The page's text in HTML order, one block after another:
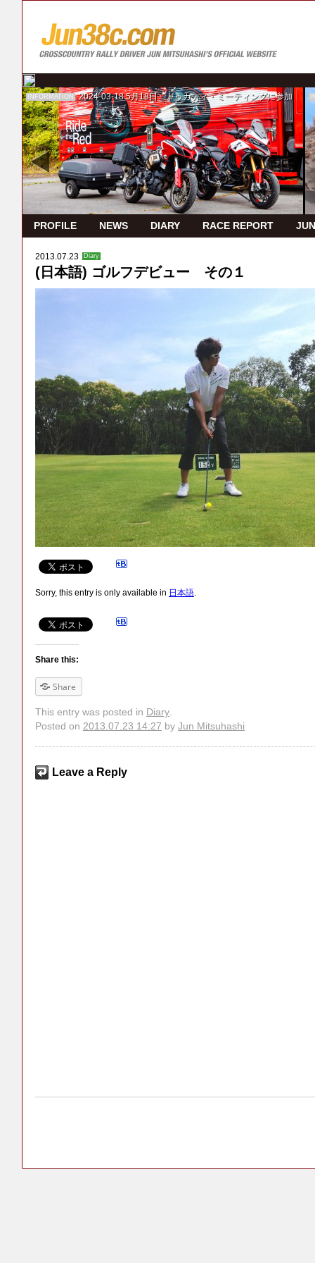
INFORMATION 2024-03-18 5月18日 ドゥカティ・ミーティングに参加
PROFILE NEWS DIARY RACE REPORT
2013.07.23 Diary
(日本語) ゴルフデビュー その１
Sorry, this entry is only available in 日本語.
Share this:
Share
This entry was posted in Diary.
Posted on 2013.07.23 14:27 by Jun Mitsuhashi
Leave a Reply